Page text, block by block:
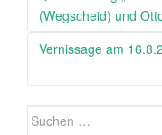
(Wegscheid) und
Vernissage am
Suche
Search